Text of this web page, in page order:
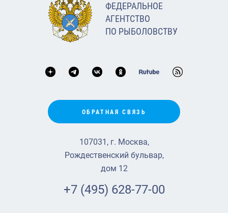
ФЕДЕРАЛЬНОЕ
АГЕНТСТВО
ПО РЫБОЛОВСТВУ
ОБРАТНАЯ СВЯЗЬ
107031, г. Москва,
Рождественский бульвар,
дом 12
+7 (495) 628-77-00